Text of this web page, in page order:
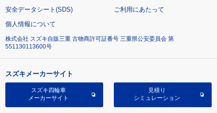
安全データシート(SDS)
ご利用にあたって
個人情報について
株式会社 スズキ自販三重 古物商許可証番号 三重県公安委員会 第
551130113600号
スズキメーカーサイト
スズキ四輪車
メーカーサイト
見積り
シミュレーション